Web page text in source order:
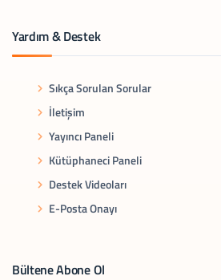
Yardım & Destek
Sıkça Sorulan Sorular
İletişim
Yayıncı Paneli
Kütüphaneci Paneli
Destek Videoları
E-Posta Onayı
Bültene Abone Ol